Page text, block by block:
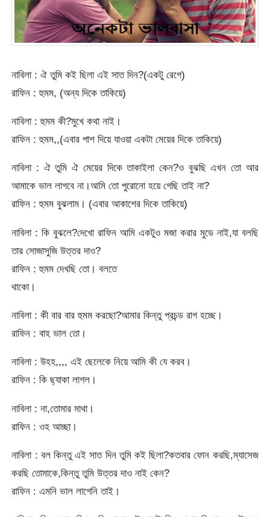
নাবিলা : ঐ তুমি কই ছিলা এই সাত দিন?(একটু রেগে)
রাফিন : হুমম, (অন্য দিকে তাকিয়ে)
নাবিলা : হুমম কী?মুখে কথা নাই।
রাফিন : হুমম,,(এবার পাশ দিয়ে যাওয়া একটা মেয়ের দিকে তাকিয়ে)
নাবিলা : ঐ তুমি ঐ মেয়ের দিকে তাকাইলা কেন?ও বুঝছি এখন তো আর
আমাকে ভাল লাগবে না।আমি তো পুরোনো হয়ে গেছি তাই না?
রাফিন : হুমম বুঝলাম। (এবার আকাশের দিকে তাকিয়ে)
নাবিলা : কি বুঝলে?দেখো রাফিন আমি একটুও মজা করার মুডে নাই,যা বলছি
তার সোজাসুজি উত্তর দাও?
রাফিন : হুমম দেখছি তো। বলতে
থাকো।
নাবিলা : কী বার বার হুমম করছো?আমার কিন্তু প্রচন্ড রাগ হচ্ছে।
রাফিন : বাহ ভাল তো।
নাবিলা : উহহ,,,, এই ছেলেকে নিয়ে আমি কী যে করব।
রাফিন : কি ছ্যাকা লাগল।
নাবিলা : না,তোমার মাথা।
রাফিন : ওহ আচ্ছা।
নাবিলা : বল কিন্তু এই সাত দিন তুমি কই ছিলা?কতবার ফোন করছি,ম্যাসেজ
করছি তোমাকে,কিন্তু তুমি উত্তর দাও নাই কেন?
রাফিন : এমনি ভাল লাগেনি তাই।